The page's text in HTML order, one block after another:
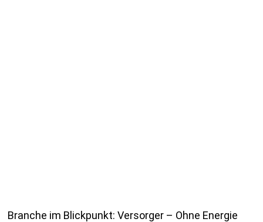
Branche im Blickpunkt: Versorger – Ohne Energie